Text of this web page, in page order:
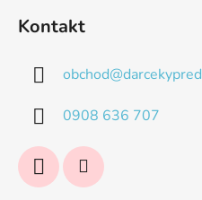
Kontakt
obchod@
0908 636 707